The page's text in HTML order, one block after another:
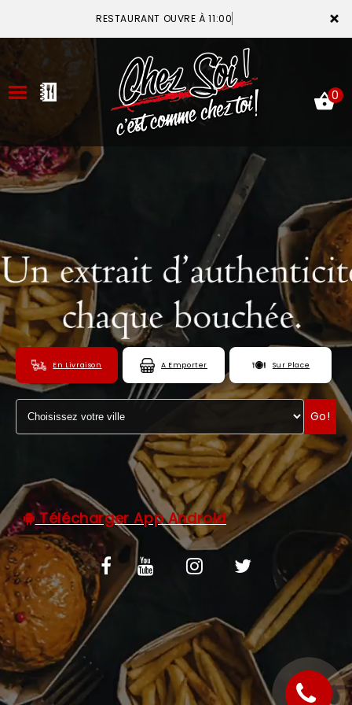
×
RESTAURANT OUVRE À 11:00
ACCUEIL
VOTRE COMPTE
NOTRE RESTAURANT
VOS AVIS
MENTIONS LÉGALES
C.G.V
ZONES DE LIVRAISON
0
En Livraison A Emporter Sur Place
Go!
Télécharger App Android